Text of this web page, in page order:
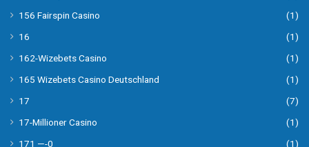
156 Fairspin Casino
(1)
16
(1)
162-Wizebets Casino
(1)
165 Wizebets Casino Deutschland
(1)
17
(7)
17-Millioner Casino
(1)
171 —-0
(1)